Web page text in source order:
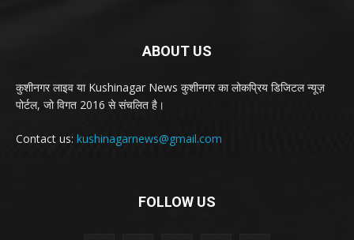
ABOUT US
कुशीनगर लाइव या Kushinagar News कुशीनगर का लोकप्रिय डिजिटल न्यूज़
पोर्टल, जो विगत 2016 से संचलित है।
Contact us: kushinagarnews@gmail.com
FOLLOW US